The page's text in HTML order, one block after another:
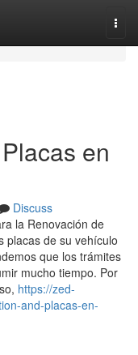
en
Discuss
la Renovación de
placas de su vehículo
que los trámites
mucho tiempo. Por
https://zed-
and-placas-en-